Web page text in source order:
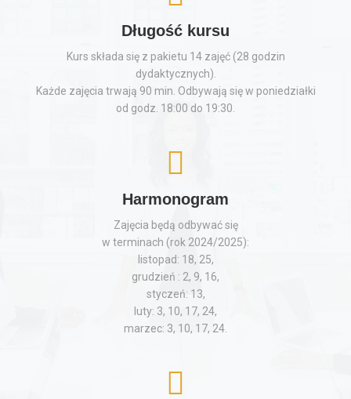
Długość kursu
Kurs składa się z pakietu 14 zajęć (28 godzin
dydaktycznych).
Każde zajęcia trwają 90 min. Odbywają się w poniedziałki
od godz. 18:00 do 19:30.
Harmonogram
Zajęcia będą odbywać się
w terminach (rok 2024/2025):
listopad: 18, 25,
grudzień : 2, 9, 16,
styczeń: 13,
luty: 3, 10, 17, 24,
marzec: 3, 10, 17, 24.